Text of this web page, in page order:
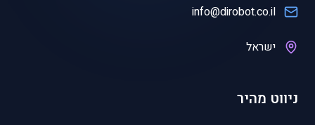
info@dirobot.co.il
ישראל
ניווט מהיר